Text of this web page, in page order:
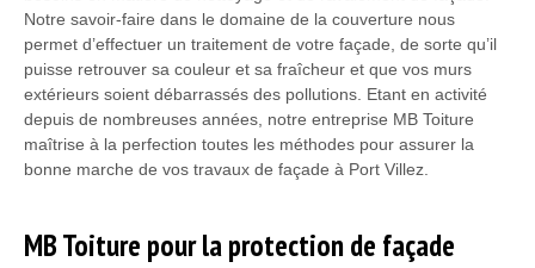
Notre savoir-faire dans le domaine de la couverture nous
permet d’effectuer un traitement de votre façade, de sorte qu’il
puisse retrouver sa couleur et sa fraîcheur et que vos murs
extérieurs soient débarrassés des pollutions. Etant en activité
depuis de nombreuses années, notre entreprise MB Toiture
maîtrise à la perfection toutes les méthodes pour assurer la
bonne marche de vos travaux de façade à Port Villez.
MB Toiture pour la protection de façade